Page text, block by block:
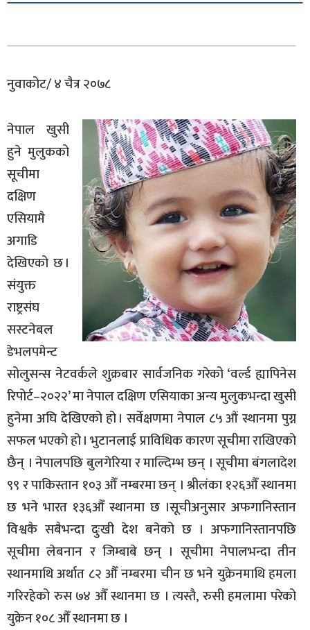
नुवाकोट/ ४ चैत्र २०७८
नेपाल खुसी
हुने मुलुकको
सूचीमा
दक्षिण
एसियामै
अगाडि
देखिएको छ ।
संयुक्त
राष्ट्रसंघ
सस्टनेबल
डेभलपमेन्ट
सोलुसन्स नेटवर्कले शुक्रबार सार्वजनिक गरेको ‘वर्ल्ड ह्यापिनेस
रिपोर्ट–२०२२’ मा नेपाल दक्षिण एसियाका अन्य मुलुकभन्दा खुसी
हुनेमा अघि देखिएको हो । सर्वेक्षणमा नेपाल ८५ औं स्थानमा पुग्न
सफल भएको हो । भुटानलाई प्राविधिक कारण सूचीमा राखिएको
छैन् । नेपालपछि बुलगेरिया र माल्दिम्भ छन् । सूचीमा बंगलादेश
९९ र पाकिस्तान १०३ औँ नम्बरमा छन् । श्रीलंका १२६औँ स्थानमा
छ भने भारत १३६औँ स्थानमा छ ।सूचीअनुसार अफगानिस्तान
विश्वकै सबैभन्दा दुःखी देश बनेको छ । अफगानिस्तानपछि
सूचीमा लेबनान र जिम्बाबे छन् । सूचीमा नेपालभन्दा तीन
स्थानमाथि अर्थात ८२ औँ नम्बरमा चीन छ भने युक्रेनमाथि हमला
गरिरहेको रुस ७४ औँ स्थानमा छ । त्यस्तै, रुसी हमलामा परेको
युक्रेन १०८ औँ स्थानमा छ ।